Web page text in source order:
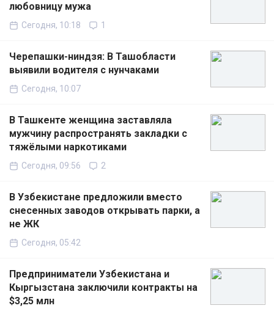
любовницу мужа
Сегодня, 10:18 1
Черепашки-ниндзя: В Ташобласти
выявили водителя с нунчаками
Сегодня, 10:07
В Ташкенте женщина заставляла
мужчину распространять закладки с
тяжёлыми наркотиками
Сегодня, 09:56 2
В Узбекистане предложили вместо
снесенных заводов открывать парки, а
не ЖК
Сегодня, 05:42
Предприниматели Узбекистана и
Кыргызстана заключили контракты на
$3,25 млн